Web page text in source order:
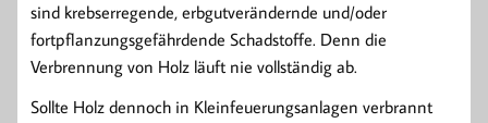
sind krebserregende, erbgutverändernde und/oder
fortpflanzungsgefährdende Schadstoffe. Denn die
Verbrennung von Holz läuft nie vollständig ab.
Sollte Holz dennoch in Kleinfeuerungsanlagen verbrannt